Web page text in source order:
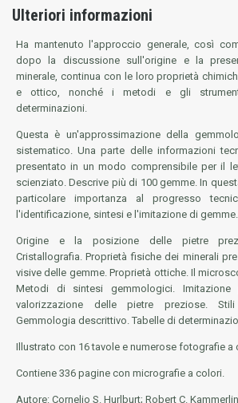
Ulteriori informazioni
Ha mantenuto l'approccio generale, così
dopo la discussione sull'origine e la
minerale, continua con le loro proprietà
e ottico, nonché i metodi e gli
determinazioni.
Questa è un'approssimazione della
sistematico. Una parte delle informazioni
presentato in un modo comprensibile per il
scienziato. Descrive più di 100 gemme. In
particolare importanza al progresso
l'identificazione, sintesi e l'imitazione di gemme.
Origine e la posizione delle pietre
Cristallografia. Proprietà fisiche dei minerali
visive delle gemme. Proprietà ottiche. Il
Metodi di sintesi gemmologici.
valorizzazione delle pietre preziose.
Gemmologia descrittivo. Tabelle di
Illustrato con 16 tavole e numerose fotografie a
Contiene 336 pagine con micrografie a colori.
Autore: Cornelio S. Hurlburt; Robert C.